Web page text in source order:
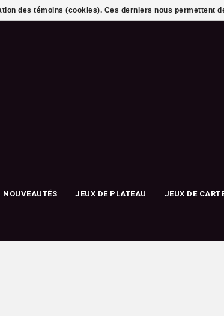
NOUVEAUTÉS JEUX DE PLATEAU JEUX DE
des témoins (cookies). Ces derniers nous